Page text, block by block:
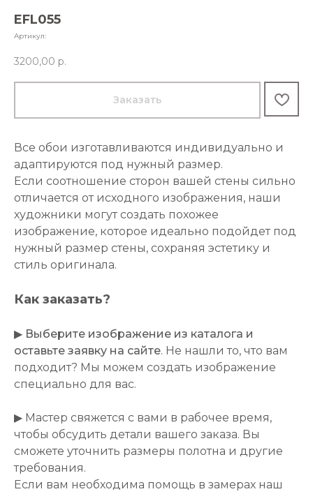
EFL055
Артикул:
3200,00 р.
Заказать
Все обои изготавливаются индивидуально и
адаптируются под нужный размер.
Если соотношение сторон вашей стены сильно
отличается от исходного изображения, наши
художники могут создать похожее
изображение, которое идеально подойдет под
нужный размер стены, сохраняя эстетику и
стиль оригинала.
Как заказать?
▶ Выберите изображение из каталога и
оставьте заявку на сайте. Не нашли то, что вам
подходит? Мы можем создать изображение
специально для вас.
▶ Мастер свяжется с вами в рабочее время,
чтобы обсудить детали вашего заказа. Вы
сможете уточнить размеры полотна и другие
требования.
Если вам необходима помощь в замерах наш